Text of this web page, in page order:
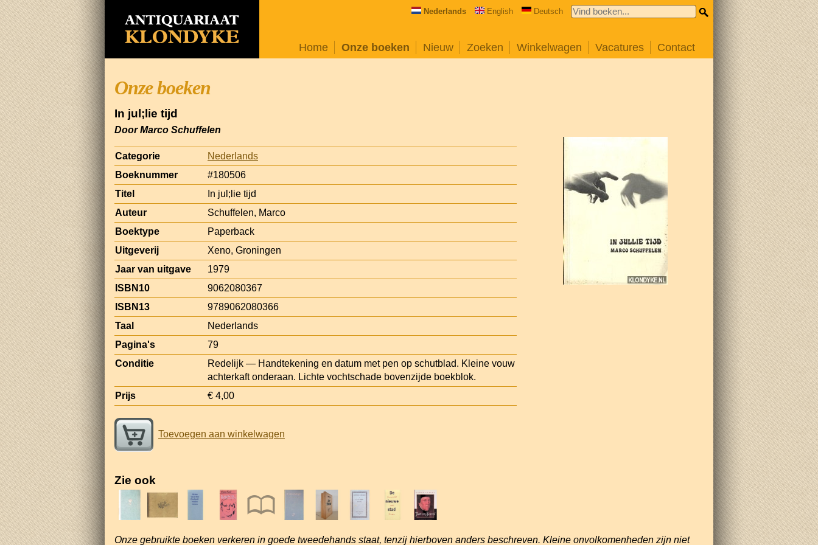
Nederlands English Deutsch
Home Onze boeken Nieuw Zoeken Winkelwagen Vacatures Contact
Onze boeken
In jul;lie tijd
Door Marco Schuffelen
Categorie
Nederlands
Boeknummer
#180506
Titel
In jul;lie tijd
Auteur
Schuffelen, Marco
Boektype
Paperback
Uitgeverij
Xeno, Groningen
Jaar van uitgave
1979
ISBN10
9062080367
ISBN13
9789062080366
Taal
Nederlands
Pagina's
79
Conditie
Redelijk — Handtekening en datum met pen op schutblad. Kleine vouw
achterkaft onderaan. Lichte vochtschade bovenzijde boekblok.
Prijs
€ 4,00
Toevoegen aan winkelwagen
Zie ook
Onze gebruikte boeken verkeren in goede tweedehands staat, tenzij hierboven anders beschreven. Kleine onvolkomenheden zijn niet